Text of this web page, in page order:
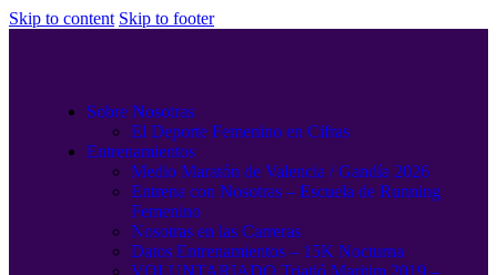
Skip to content Skip to footer
Sobre Nosotras
El Deporte Femenino en Cifras
Entrenamientos
Medio Maratón de Valencia / Gandía 2026
Entrena con Nosotras – Escuela de Running
Femenino
Nosotras en las Carreras
Datos Entrenamientos – 15K Nocturna
VOLUNTARIADO Triatló Maritim 2019 –